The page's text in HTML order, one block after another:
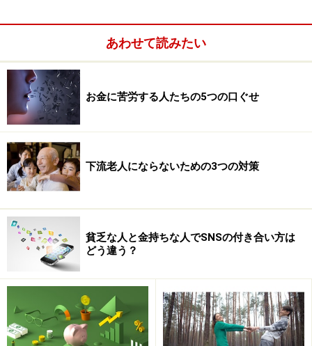
しかし、本当は海外にも優良な企業はいっぱいあり、有
望な証券取引所もあるということだったら、自由で最適
な選択をできていないことになりませんか？
8％に70％を注ぎ込む不合理
経済にはこんな数字があります。
まずは、世界のGDPの構成比率。日本は、GDPにおいて
世界第3位の経済大国ですが、そのシェアでいえば、9％
を占めているにすぎません。
あるいは、証券取引所の純資産額。東京証券取引所は同
じく世界第3位ですが、その構成比率は8％です。
あわせて読みたい
お金に苦労する人たちの5つの口ぐせ
下流老人にならないための3つの対策
貧乏な人と金持ちな人でSNSの付き合い方は
どう違う？